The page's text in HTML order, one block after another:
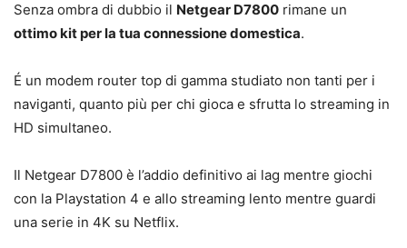
Senza ombra di dubbio il Netgear D7800 rimane un
ottimo kit per la tua connessione domestica.
É un modem router top di gamma studiato non tanti per i
naviganti, quanto più per chi gioca e sfrutta lo streaming in
HD simultaneo.
Il Netgear D7800 è l’addio definitivo ai lag mentre giochi
con la Playstation 4 e allo streaming lento mentre guardi
una serie in 4K su Netflix.